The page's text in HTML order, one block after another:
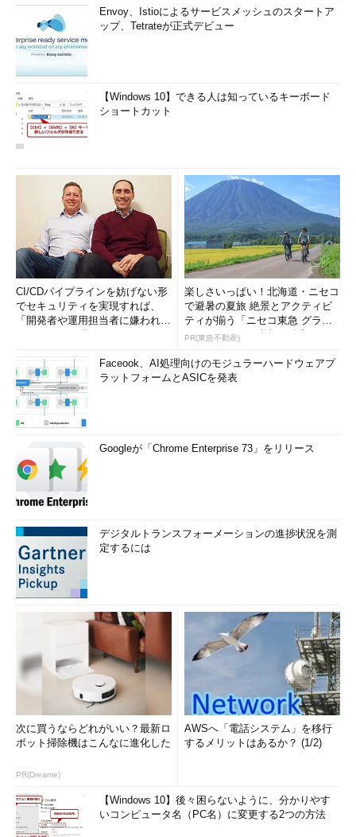
Envoy、Istioによるサービスメッシュのスタートア
ップ、Tetrateが正式デビュー
【Windows 10】できる人は知っているキーボード
ショートカット
CI/CDパイプラインを妨げない形
でセキュリティを実現すれば、
「開発者や運用担当者に嫌われな
楽しさいっぱい！北海道・ニセコ
で避暑の夏旅 絶景とアクティビ
ティが揃う「ニセコ東急 グラ
ン・ヒラフ」～東急不動産
PR(東急不動産)
Faceook、AI処理向けのモジュラーハードウェアプ
ラットフォームとASICを発表
Googleが「Chrome Enterprise 73」をリリース
デジタルトランスフォーメーションの進捗状況を測
定するには
次に買うならどれがいい？最新ロ
ボット掃除機はこんなに進化した
PR(Dreame)
AWSへ「電話システム」を移行
するメリットはあるか？ (1/2)
【Windows 10】後々困らないように、分かりやす
いコンピュータ名（PC名）に変更する2つの方法